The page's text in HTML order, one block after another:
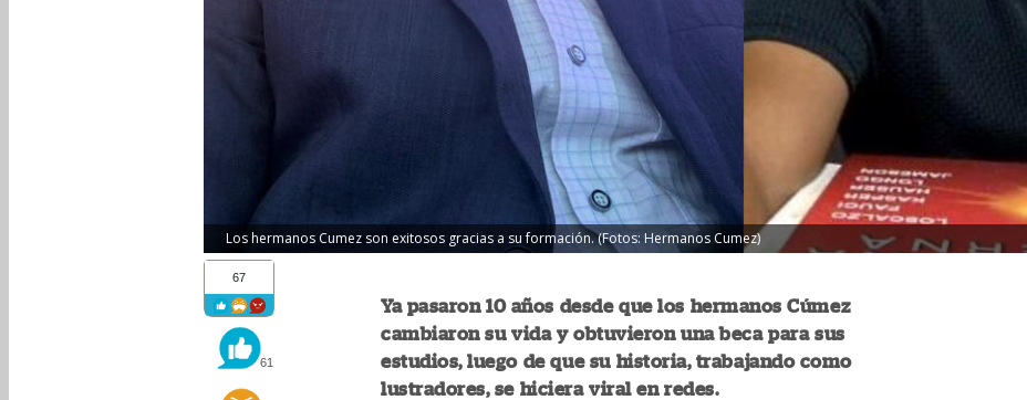
Los hermanos Cumez son exitosos gracias a su formación. (Fotos: Hermanos Cumez)
67
61
Ya pasaron 10 años desde que los hermanos Cúmez
cambiaron su vida y obtuvieron una beca para sus
estudios, luego de que su historia, trabajando como
lustradores, se hiciera viral en redes.